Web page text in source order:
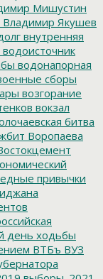
Мишустин
Владимир Якушев
внутренняя
водоисточник
водонапорная
сборы
возгорание
вокзал
битва
Воропаева
привычки
день ходьбы
ВТБъ ВУЗ